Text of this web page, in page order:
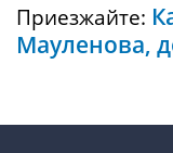
Приезжайте:
Мауленова,